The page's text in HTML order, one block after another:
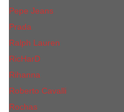
Pepe Jeans
Prada
Ralph Lauren
RicHarD
Rihanna
Roberto Cavalli
Rochas